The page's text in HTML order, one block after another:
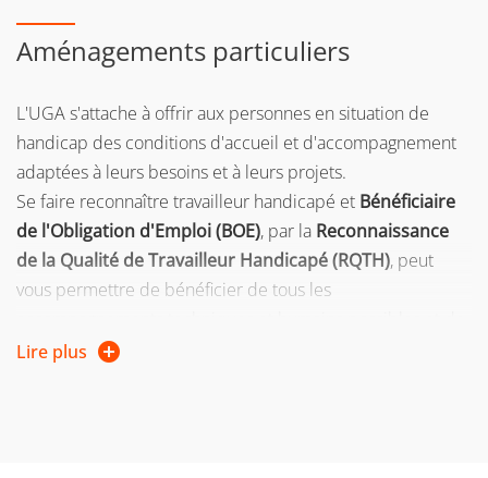
Aménagements particuliers
L'UGA s'attache à offrir aux personnes en situation de
handicap des conditions d'accueil et d'accompagnement
adaptées à leurs besoins et à leurs projets.
Se faire reconnaître travailleur handicapé et Bénéficiaire
de l'Obligation d'Emploi (BOE), par la Reconnaissance
de la Qualité de Travailleur Handicapé (RQTH), peut
vous permettre de bénéficier de tous les
prétendre à des droits particuliers.
Lire plus